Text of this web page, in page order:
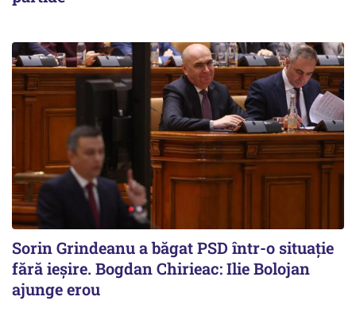
Sorin Grindeanu a băgat PSD într-o situație
fără ieșire. Bogdan Chirieac: Ilie Bolojan
ajunge erou